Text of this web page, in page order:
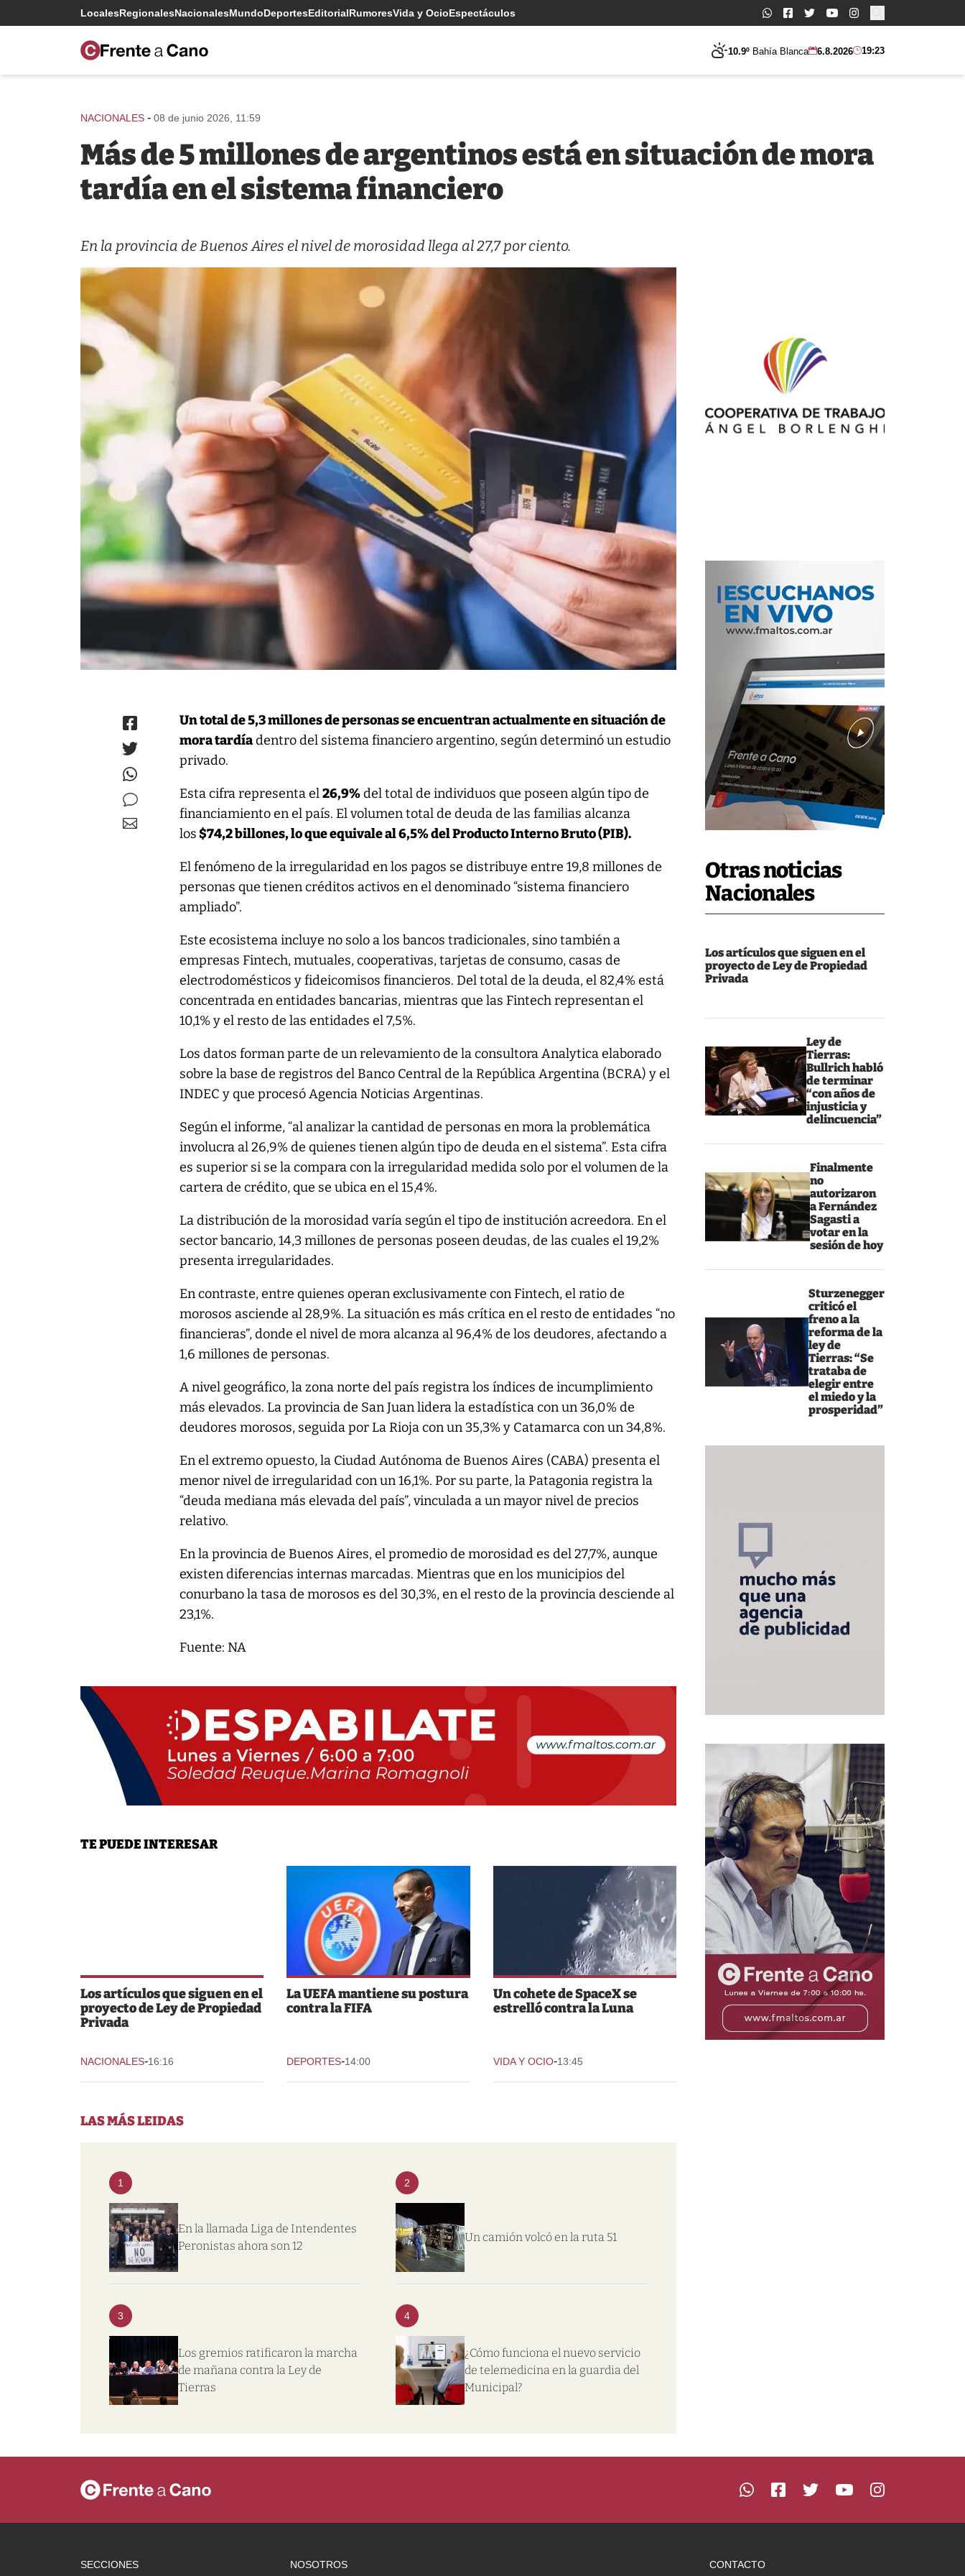
LocalesRegionalesNacionalesMundoDeportesEditorialRumoresVida y OcioEspectáculos Buscar:
10.9º Bahía Blanca 6.8.2026 19:23
Otras noticias
Nacionales
Los artículos que siguen en el
proyecto de Ley de Propiedad
Privada
Ley de
Tierras:
Bullrich habló
de terminar
“con años de
injusticia y
delincuencia”
Finalmente
no
autorizaron
a Fernández
Sagasti a
votar en la
sesión de hoy
Sturzenegger
criticó el
freno a la
reforma de la
ley de
Tierras: “Se
trataba de
elegir entre
el miedo y la
prosperidad”
NACIONALES - 08 de junio 2026, 11:59
Más de 5 millones de argentinos está en situación de mora
tardía en el sistema financiero
En la provincia de Buenos Aires el nivel de morosidad llega al 27,7 por ciento.
Un total de 5,3 millones de personas se encuentran actualmente en situación de
mora tardíadentro del sistema financiero argentino, según determinó un estudio
privado.
Esta cifra representa el26,9%del total de individuos que poseen algún tipo de
financiamiento en el país. El volumen total de deuda de las familias alcanza
los$74,2 billones, lo que equivale al 6,5% del Producto Interno Bruto (PIB).
El fenómeno de la irregularidad en los pagos se distribuye entre 19,8 millones de
personas que tienen créditos activos en el denominado “sistema financiero
ampliado”.
Este ecosistema incluye no solo a los bancos tradicionales, sino también a
empresas Fintech, mutuales, cooperativas, tarjetas de consumo, casas de
electrodomésticos y fideicomisos financieros. Del total de la deuda, el 82,4% está
concentrada en entidades bancarias, mientras que las Fintech representan el
10,1% y el resto de las entidades el 7,5%.
Los datos forman parte de un relevamiento de la consultora Analytica elaborado
sobre la base de registros del Banco Central de la República Argentina (BCRA) y el
INDEC y que procesó Agencia Noticias Argentinas.
Según el informe, “al analizar la cantidad de personas en mora la problemática
involucra al 26,9% de quienes tienen algún tipo de deuda en el sistema”. Esta cifra
es superior si se la compara con la irregularidad medida solo por el volumen de la
cartera de crédito, que se ubica en el 15,4%.
La distribución de la morosidad varía según el tipo de institución acreedora. En el
sector bancario, 14,3 millones de personas poseen deudas, de las cuales el 19,2%
presenta irregularidades.
En contraste, entre quienes operan exclusivamente con Fintech, el ratio de
morosos asciende al 28,9%. La situación es más crítica en el resto de entidades “no
financieras”, donde el nivel de mora alcanza al 96,4% de los deudores, afectando a
1,6 millones de personas.
A nivel geográfico, la zona norte del país registra los índices de incumplimiento
más elevados. La provincia de San Juan lidera la estadística con un 36,0% de
deudores morosos, seguida por La Rioja con un 35,3% y Catamarca con un 34,8%.
En el extremo opuesto, la Ciudad Autónoma de Buenos Aires (CABA) presenta el
menor nivel de irregularidad con un 16,1%. Por su parte, la Patagonia registra la
“deuda mediana más elevada del país”, vinculada a un mayor nivel de precios
relativo.
En la provincia de Buenos Aires, el promedio de morosidad es del 27,7%, aunque
existen diferencias internas marcadas. Mientras que en los municipios del
conurbano la tasa de morosos es del 30,3%, en el resto de la provincia desciende al
23,1%.
Fuente: NA
TE PUEDE INTERESAR
Los artículos que siguen en el
proyecto de Ley de Propiedad
Privada
NACIONALES-16:16
La UEFA mantiene su postura
contra la FIFA
DEPORTES-14:00
Un cohete de SpaceX se
estrelló contra la Luna
VIDA Y OCIO-13:45
LAS MÁS LEIDAS
1
En la llamada Liga de Intendentes
Peronistas ahora son 12
2
Un camión volcó en la ruta 51
3
Los gremios ratificaron la marcha
de mañana contra la Ley de
Tierras
4
¿Cómo funciona el nuevo servicio
de telemedicina en la guardia del
Municipal?
SECCIONES NOSOTROS CONTACTO